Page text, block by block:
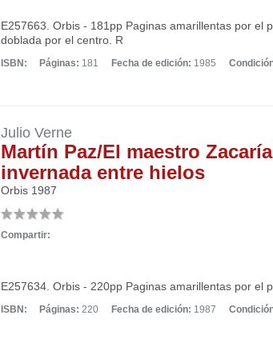
E257663. Orbis - 181pp Paginas amarillentas por el
doblada por el centro. R
ISBN: Páginas: 181 Fecha de edición: 1985
Julio Verne
Martín Paz/El maestro
invernada entre hielos
Orbis 1987
Compartir:
E257634. Orbis - 220pp Paginas amarillentas por el
ISBN: Páginas: 220 Fecha de edición: 1987